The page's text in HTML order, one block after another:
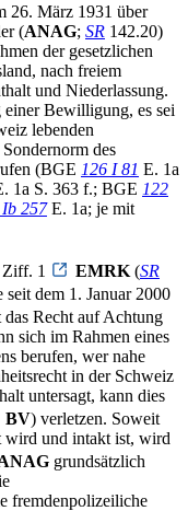
26. März 1931 über
(ANAG; SR 142.20)
der gesetzlichen
nach freiem
und Niederlassung.
Bewilligung, es sei
lebenden
des
(BGE 126 I 81 E. 1a
1a S. 363 f.; BGE 122
Ib 257E. 1a; je mit
1 EMRK (SR
seit dem 1. Januar 2000
das Recht auf Achtung
sich im Rahmen eines
berufen, wer nahe
in der Schweiz
untersagt, kann dies
BV) verletzen. Soweit
wird und intakt ist, wird
grundsätzlich
fremdenpolizeiliche